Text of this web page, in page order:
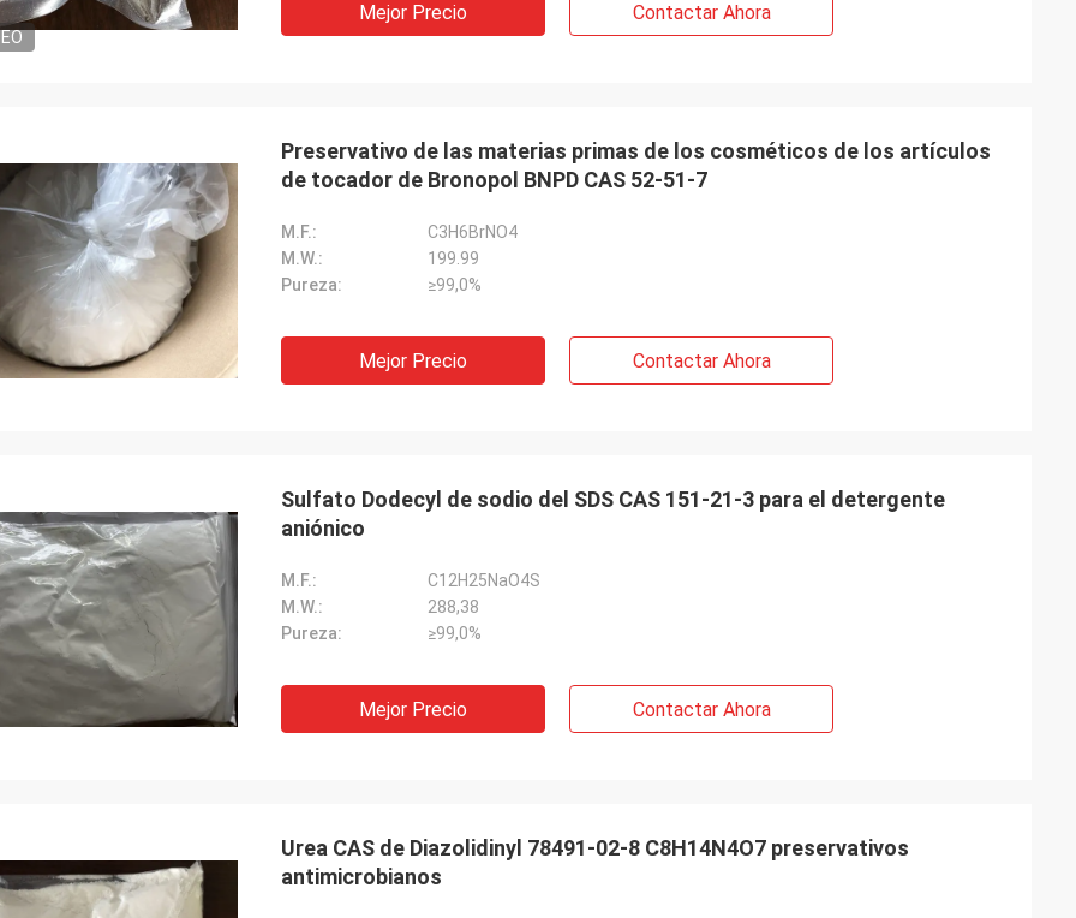
Mejor Precio Contactar Ahora
Preservativo de las materias primas de los cosméticos de los artículos
de tocador de Bronopol BNPD CAS 52-51-7
M.F.:
C3H6BrNO4
M.W.:
199.99
Pureza:
≥99,0%
Mejor Precio Contactar Ahora
Sulfato Dodecyl de sodio del SDS CAS 151-21-3 para el detergente
aniónico
M.F.:
C12H25NaO4S
M.W.:
288,38
Pureza:
≥99,0%
Mejor Precio Contactar Ahora
Urea CAS de Diazolidinyl 78491-02-8 C8H14N4O7 preservativos
antimicrobianos